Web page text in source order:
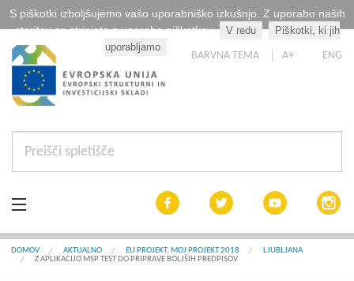
S piškotki izboljšujemo vašo uporabniško izkušnjo. Z uporabo naših
storitev se strinjate z uporabo piškotkov.
V redu
Piškotki, ki jih
uporabljamo
BARVNA TEMA A+ ENG
Aktualno
DOMOV AKTUALNO EU PROJEKT, MOJ PROJEKT 2018
LJUBLJANA
Z APLIKACIJO MSP TEST DO PRIPRAVE BOLJŠIH PREDPISOV